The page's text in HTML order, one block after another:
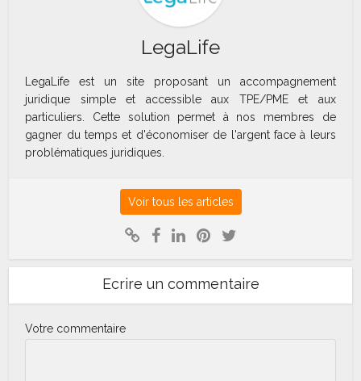
LegaLife
LegaLife est un site proposant un accompagnement
juridique simple et accessible aux TPE/PME et aux
particuliers. Cette solution permet à nos membres de
gagner du temps et d'économiser de l'argent face à leurs
problématiques juridiques.
Voir tous les articles
Ecrire un commentaire
Votre commentaire